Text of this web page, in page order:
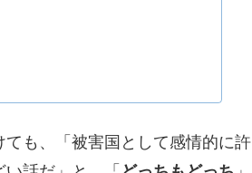
も、「被害国として感情的に許